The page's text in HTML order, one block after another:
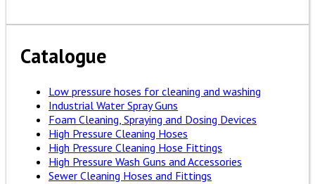
Catalogue
Low pressure hoses for cleaning and washing
Industrial Water Spray Guns
Foam Cleaning, Spraying and Dosing Devices
High Pressure Cleaning Hoses
High Pressure Cleaning Hose Fittings
High Pressure Wash Guns and Accessories
Sewer Cleaning Hoses and Fittings